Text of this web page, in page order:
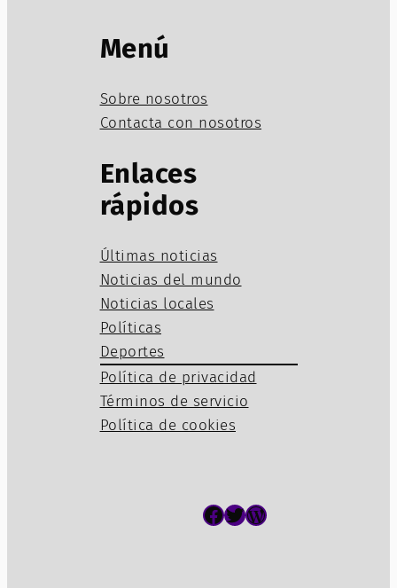
Menú
Sobre nosotros
Contacta con nosotros
Enlaces
rápidos
Últimas noticias
Noticias del mundo
Noticias locales
Políticas
Deportes
Política de privacidad
Términos de servicio
Política de cookies
Facebook Twitter WordPress